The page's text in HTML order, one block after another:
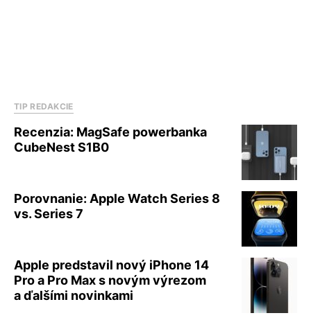
TIP REDAKCIE
Recenzia: MagSafe powerbanka
CubeNest S1B0
Porovnanie: Apple Watch Series 8
vs. Series 7
Apple predstavil nový iPhone 14
Pro a Pro Max s novým výrezom
a ďalšími novinkami